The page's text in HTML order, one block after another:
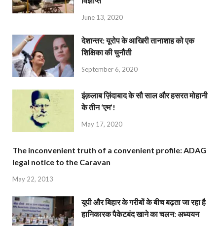
June 13, 2020
देशान्‍तर: यूरोप के आखिरी तानाशाह को एक
शिक्षिका की चुनौती
September 6, 2020
इंक़लाब ज़िंदाबाद के सौ साल और हसरत मोहानी
के तीन ‘एम’!
May 17, 2020
The inconvenient truth of a convenient profile: ADAG
legal notice to the Caravan
May 22, 2013
यूपी और बिहार के गरीबों के बीच बढ़ता जा रहा है
हानिकारक पैकेटबंद खाने का चलन: अध्ययन